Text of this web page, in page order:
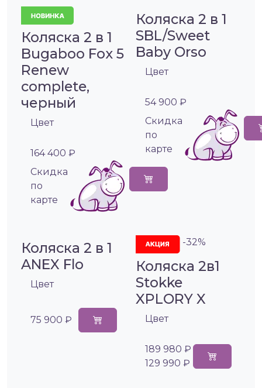
Коляска 2 в 1
Bugaboo Fox 5
Renew
complete,
черный
Цвет
164 400 ₽
Cкидка
по
карте
Коляска 2 в 1
SBL/Sweet
Baby Orso
Цвет
54 900 ₽
Cкидка
по
карте
Коляска 2 в 1
ANEX Flo
Цвет
75 900 ₽
-32%
Коляска 2в1
Stokke
XPLORY X
Цвет
189 980 ₽
129 990 ₽